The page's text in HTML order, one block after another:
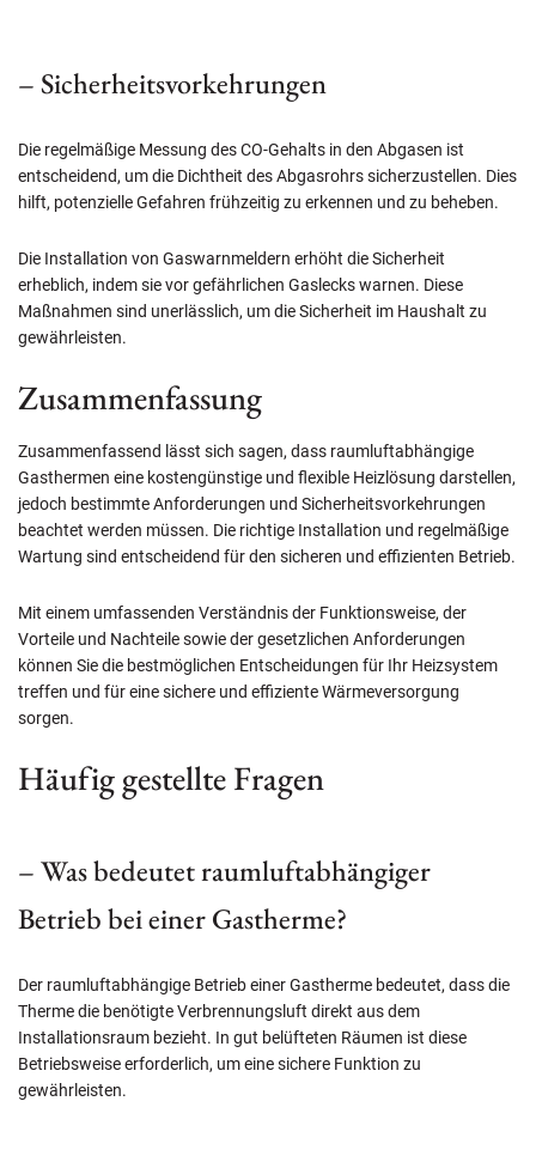
– Sicherheitsvorkehrungen
Die regelmäßige Messung des CO-Gehalts in den Abgasen ist
entscheidend, um die Dichtheit des Abgasrohrs sicherzustellen. Dies
hilft, potenzielle Gefahren frühzeitig zu erkennen und zu beheben.
Die Installation von Gaswarnmeldern erhöht die Sicherheit
erheblich, indem sie vor gefährlichen Gaslecks warnen. Diese
Maßnahmen sind unerlässlich, um die Sicherheit im Haushalt zu
gewährleisten.
Zusammenfassung
Zusammenfassend lässt sich sagen, dass raumluftabhängige
Gasthermen eine kostengünstige und flexible Heizlösung darstellen,
jedoch bestimmte Anforderungen und Sicherheitsvorkehrungen
beachtet werden müssen. Die richtige Installation und regelmäßige
Wartung sind entscheidend für den sicheren und effizienten Betrieb.
Mit einem umfassenden Verständnis der Funktionsweise, der
Vorteile und Nachteile sowie der gesetzlichen Anforderungen
können Sie die bestmöglichen Entscheidungen für Ihr Heizsystem
treffen und für eine sichere und effiziente Wärmeversorgung
sorgen.
Häufig gestellte Fragen
– Was bedeutet raumluftabhängiger
Betrieb bei einer Gastherme?
Der raumluftabhängige Betrieb einer Gastherme bedeutet, dass die
Therme die benötigte Verbrennungsluft direkt aus dem
Installationsraum bezieht. In gut belüfteten Räumen ist diese
Betriebsweise erforderlich, um eine sichere Funktion zu
gewährleisten.